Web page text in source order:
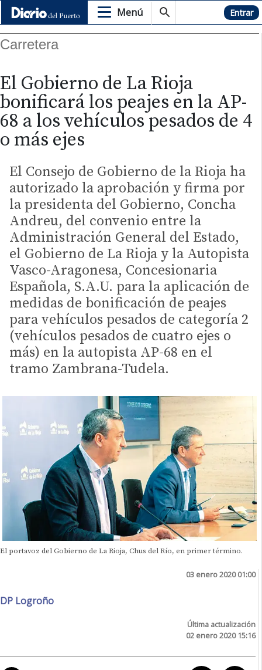
Menú Hemeroteca Entrar
Carretera
El Gobierno de La Rioja
bonificará los peajes en la AP-
68 a los vehículos pesados de 4
o más ejes
El Consejo de Gobierno de la Rioja ha
autorizado la aprobación y firma por
la presidenta del Gobierno, Concha
Andreu, del convenio entre la
Administración General del Estado,
el Gobierno de La Rioja y la Autopista
Vasco-Aragonesa, Concesionaria
Española, S.A.U. para la aplicación de
medidas de bonificación de peajes
para vehículos pesados de categoría 2
(vehículos pesados de cuatro ejes o
más) en la autopista AP-68 en el
tramo Zambrana-Tudela.
El portavoz del Gobierno de La Rioja, Chus del Río, en primer término.
03 enero 2020 01:00
DP Logroño
Última actualización
02 enero 2020 15:16